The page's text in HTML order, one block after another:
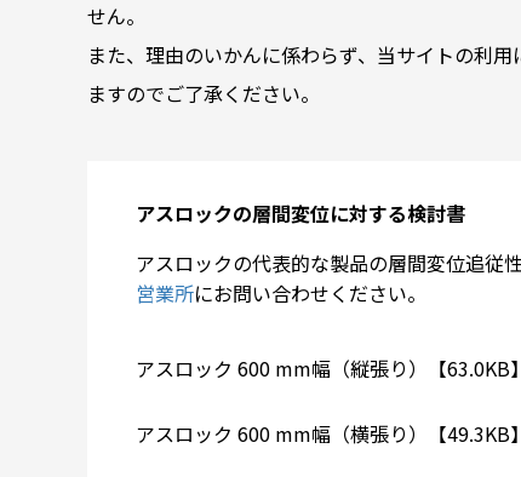
せん。
また、理由のいかんに係わらず、当サイトの利
ますのでご了承ください。
アスロックの層間変位に対する検討書
アスロックの代表的な製品の層間変位追従
営業所にお問い合わせください。
アスロック 600 mm幅（縦張り）【63.0KB】
アスロック 600 mm幅（横張り）【49.3KB】